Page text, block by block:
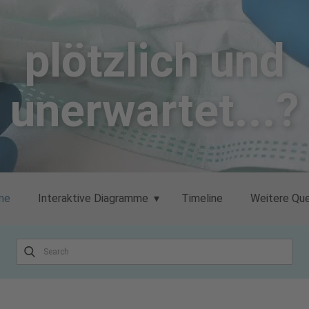
plötzlich un​d
unerwartet...?
Interaktive Diagramme Timeline Weitere